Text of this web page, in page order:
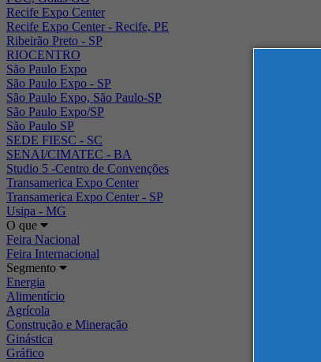
Recife Expo Center
Recife Expo Center - Recife, PE
Ribeirão Preto - SP
RIOCENTRO
São Paulo Expo
São Paulo Expo - SP
São Paulo Expo, São Paulo-SP
São Paulo Expo/SP
São Paulo SP
SEDE FIESC - SC
SENAI/CIMATEC - BA
Studio 5 -Centro de Convenções
Transamerica Expo Center
Transamerica Expo Center - SP
Usipa - MG
O que
Feira Nacional
Feira Internacional
Segmento
Energia
Alimentício
Agrícola
Construção e Mineração
Ginástica
Gráfico